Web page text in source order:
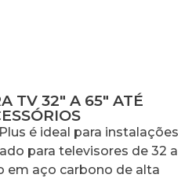
TV 32″ A 65″ ATÉ
é ideal para instalações
para televisores de 32 a
em aço carbono de alta